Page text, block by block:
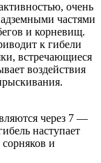
очень
частями
и корневищ.
к гибели
встречающиеся
воздействия
через 7 —
наступает
и